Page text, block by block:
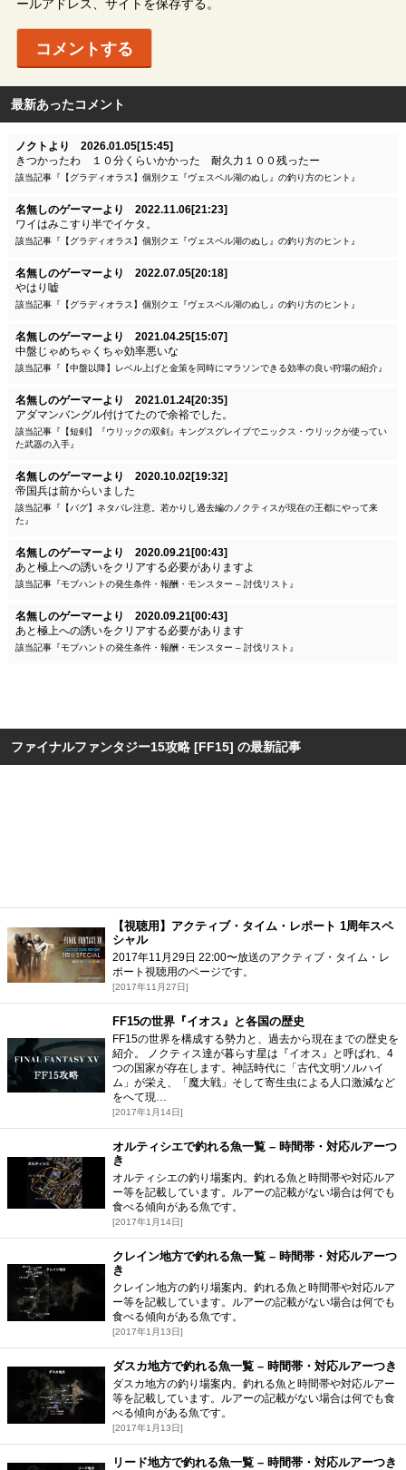
ールアドレス、サイトを保存する。
最新あったコメント
ノクトより 2026.01.05[15:45]
きつかったわ １０分くらいかかった 耐久力１００残ったー
該当記事『【グラディオラス】個別クエ『ヴェスペル湖のぬし』の釣り方のヒント』
名無しのゲーマーより 2022.11.06[21:23]
ワイはみこすり半でイケタ。
該当記事『【グラディオラス】個別クエ『ヴェスペル湖のぬし』の釣り方のヒント』
名無しのゲーマーより 2022.07.05[20:18]
やはり嘘
該当記事『【グラディオラス】個別クエ『ヴェスペル湖のぬし』の釣り方のヒント』
名無しのゲーマーより 2021.04.25[15:07]
中盤じゃめちゃくちゃ効率悪いな
該当記事『【中盤以降】レベル上げと金策を同時にマラソンできる効率の良い狩場の紹介』
名無しのゲーマーより 2021.01.24[20:35]
アダマンバングル付けてたので余裕でした。
該当記事『【短剣】『ウリックの双剣』キングスグレイブでニックス・ウリックが使ってい
た武器の入手』
名無しのゲーマーより 2020.10.02[19:32]
帝国兵は前からいました
該当記事『【バグ】ネタバレ注意。若かりし過去編のノクティスが現在の王都にやって来
た』
名無しのゲーマーより 2020.09.21[00:43]
あと極上への誘いをクリアする必要がありますよ
該当記事『モブハントの発生条件・報酬・モンスター – 討伐リスト』
名無しのゲーマーより 2020.09.21[00:43]
あと極上への誘いをクリアする必要があります
該当記事『モブハントの発生条件・報酬・モンスター – 討伐リスト』
ファイナルファンタジー15攻略 [FF15] の最新記事
【視聴用】アクティブ・タイム・レポート 1周年スペ
シャル
2017年11月29日 22:00〜放送のアクティブ・タイム・レ
ポート視聴用のページです。
[2017年11月27日]
FF15の世界『イオス』と各国の歴史
FF15の世界を構成する勢力と、過去から現在までの歴史を
紹介。 ノクティス達が暮らす星は『イオス』と呼ばれ、4
つの国家が存在します。神話時代に「古代文明ソルハイ
ム」が栄え、「魔大戦」そして寄生虫による人口激減など
をへて現…
[2017年1月14日]
オルティシエで釣れる魚一覧 – 時間帯・対応ルアーつ
き
オルティシエの釣り場案内。釣れる魚と時間帯や対応ルア
ー等を記載しています。ルアーの記載がない場合は何でも
食べる傾向がある魚です。
[2017年1月14日]
クレイン地方で釣れる魚一覧 – 時間帯・対応ルアーつ
き
クレイン地方の釣り場案内。釣れる魚と時間帯や対応ルア
ー等を記載しています。ルアーの記載がない場合は何でも
食べる傾向がある魚です。
[2017年1月13日]
ダスカ地方で釣れる魚一覧 – 時間帯・対応ルアーつき
ダスカ地方の釣り場案内。釣れる魚と時間帯や対応ルアー
等を記載しています。ルアーの記載がない場合は何でも食
べる傾向がある魚です。
[2017年1月13日]
リード地方で釣れる魚一覧 – 時間帯・対応ルアーつき